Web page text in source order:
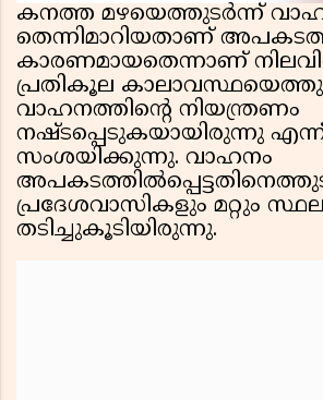
കനത്ത മഴയെത്തുടർന്ന്
തെന്നിമാറിയതാണ്
കാരണമായതെന്നാണ്
പ്രതികൂല
വാഹനത്തിൻ്റെ നിയന്ത്രണം
നഷ്ടപ്പെടുകയായിരുന്നു
സംശയിക്കുന്നു. വാഹനം
പ്രദേശവാസികളും മറ്റും
തടിച്ചുകൂടിയിരുന്നു.